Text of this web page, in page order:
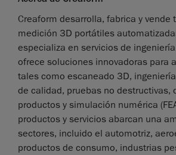
Creaform desarrolla, fabrica y vende
medición 3D portátiles
especializa en servicios de
ofrece soluciones innovadoras para
tales como escaneado 3D,
de calidad, pruebas no destructivas,
productos y simulación numérica
productos y servicios abarcan una
sectores, incluido el automotriz,
productos de consumo, industrias